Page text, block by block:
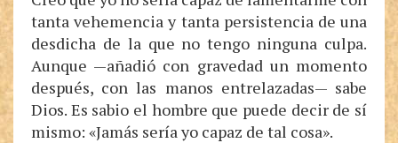
tanta vehemencia y tanta persistencia de una
desdicha de la que no tengo ninguna culpa.
Aunque —añadió con gravedad un momento
después, con las manos entrelazadas— sabe
Dios. Es sabio el hombre que puede decir de sí
mismo: «Jamás sería yo capaz de tal cosa».